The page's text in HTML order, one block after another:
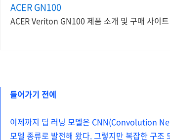
ACER GN100
ACER Veriton GN100 제품 소개 및 구매 사이트
들어가기 전에
이제까지 딥 러닝 모델은 CNN(Convolution
모델 종류로 발전해 왔다. 그렇지만 복잡한 구